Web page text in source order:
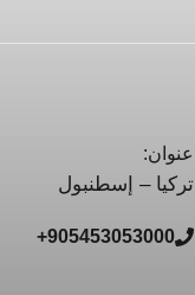
عنوان:
تركيا – إسطنبول
905453053000+